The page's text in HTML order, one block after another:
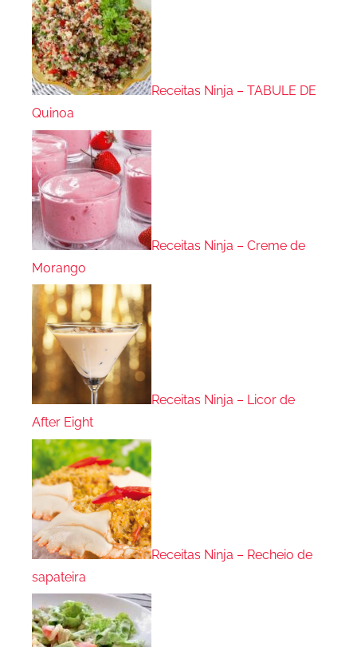
Receitas Ninja – TABULE DE
Quinoa
Receitas Ninja – Creme de
Morango
Receitas Ninja – Licor de
After Eight
Receitas Ninja – Recheio de
sapateira